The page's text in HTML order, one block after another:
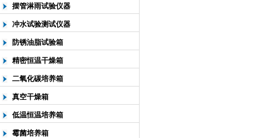
摆管淋雨试验仪器
冲水试验测试仪器
防锈油脂试验箱
精密恒温干燥箱
二氧化碳培养箱
真空干燥箱
低温恒温培养箱
霉菌培养箱